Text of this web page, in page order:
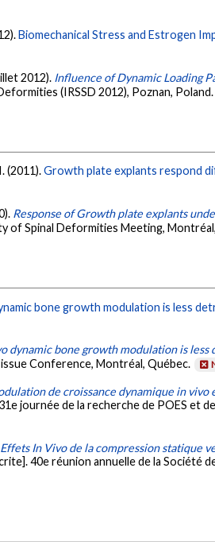
Biomechanical Stress and Estrogen
2012). Influence of Dynamic Loading
(IRSSD 2012), Poznan, Poland.
(2011).Growth plate explants respond
Response of Growth plate explants
of Spinal Deformities Meeting,
bone growth modulation is less
dynamic bone growth modulation is
Conference, Montréal, Québec.
de croissance dynamique in
journée de la recherche de POES et
Effets In Vivo de la compression statique
40e réunion annuelle de la Société